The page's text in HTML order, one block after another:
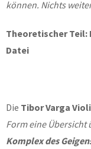
können. Nichts
Theoretischer Teil:
Datei
Die Tibor Varga
Form eine Übersicht
Komplex des